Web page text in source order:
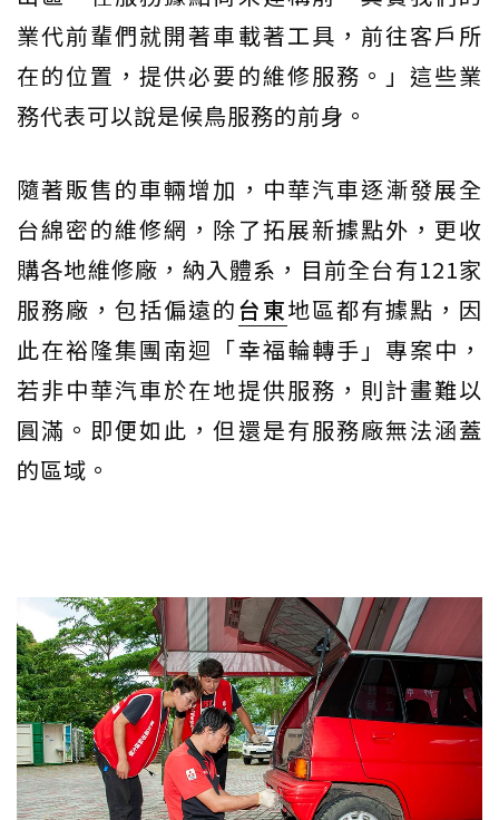
業代前輩們就開著車載著工具，前往客戶所
在的位置，提供必要的維修服務。」這些業
務代表可以說是候鳥服務的前身。
隨著販售的車輛增加，中華汽車逐漸發展全
台綿密的維修網，除了拓展新據點外，更收
購各地維修廠，納入體系，目前全台有121家
服務廠，包括偏遠的台東地區都有據點，因
此在裕隆集團南迴「幸福輪轉手」專案中，
若非中華汽車於在地提供服務，則計畫難以
圓滿。即便如此，但還是有服務廠無法涵蓋
的區域。